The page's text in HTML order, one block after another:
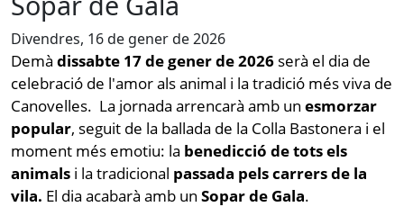
Divendres, 16 de gener de 2026
Demà dissabte 17 de gener de 2026 serà el dia de
celebració de l'amor als animal i la tradició més viva de
Canovelles. La jornada arrencarà amb un esmorzar
popular, seguit de la ballada de la Colla Bastonera i el
moment més emotiu: la benedicció de tots els
animals i la tradicional passada pels carrers de la
vila. El dia acabarà amb un Sopar de Gala.